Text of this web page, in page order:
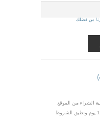
من فضلك
الشراء من الموقع
> يمكن الاسترجاع والاستبدال خلال 14 يوم وتطبق الشروط